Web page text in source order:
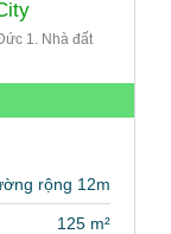
1. Nhà đất
rộng 12m
125 m²